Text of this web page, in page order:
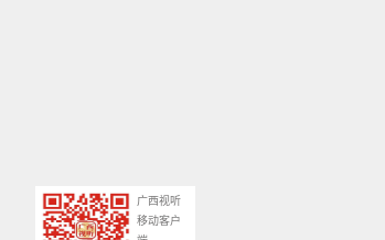
广西视听
移动客户